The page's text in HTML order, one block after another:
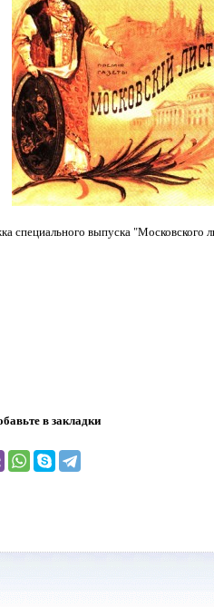
специального выпуска "Московского
в закладки